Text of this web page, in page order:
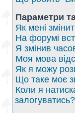
Параметри
Як мені
На форумі
Я змінив
Моя мова
Як я можу
Що таке моє
Коли я
залогуватись?